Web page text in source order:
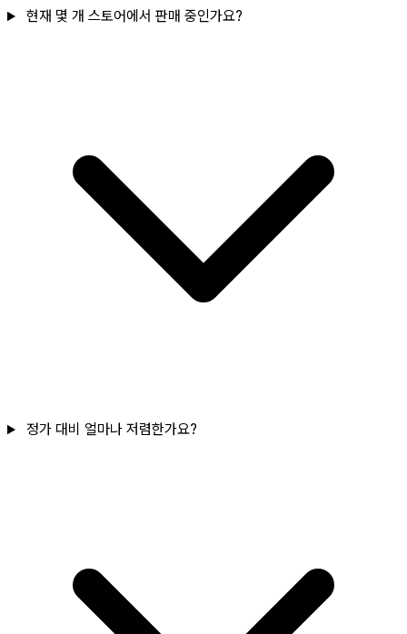
현재 몇 개 스토어에서 판매 중인가요?
정가 대비 얼마나 저렴한가요?